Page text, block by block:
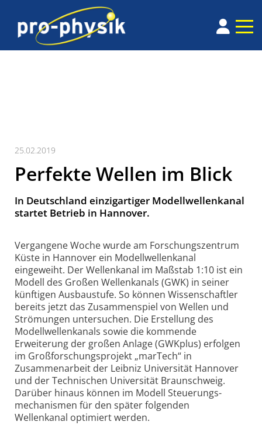
25.02.2019
Perfekte Wellen im Blick
In Deutschland einzigartiger Modellwellenkanal
startet Betrieb in Hannover.
Vergangene Woche wurde am Forschungszentrum
Küste in Hannover ein Modell­wel­lenkanal
eingeweiht. Der Wellenkanal im Maßstab 1:10 ist ein
Modell des Großen Wellenkanals (GWK) in seiner
künftigen Ausbaustufe. So können Wissenschaftler
bereits jetzt das Zusammenspiel von Wellen und
Strömungen untersuchen. Die Erstellung des
Modellwellen­kanals sowie die kommende
Erweiterung der großen Anlage (GWKplus) erfolgen
im Groß­forschungs­­projekt „marTech“ in
Zusammenarbeit der Leibniz Universität Hannover
und der Technischen Universität Braunschweig.
Darüber hinaus können im Modell Steuerungs­
mechanismen für den später folgenden
Wellenkanal optimiert werden.